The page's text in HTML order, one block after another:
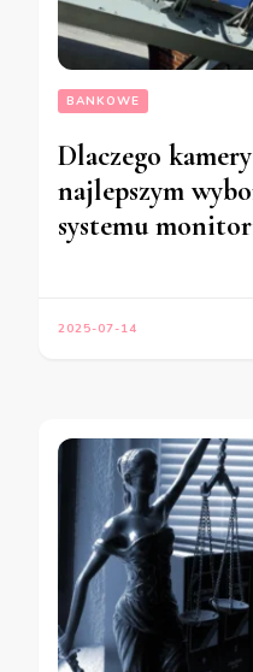
BANKOWE
Dlaczego
najlepszym
systemu
2025-07-14